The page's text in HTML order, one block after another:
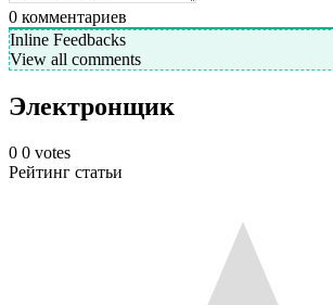
0 комментариев
Inline Feedbacks
View all comments
Электронщик
0 0 votes
Рейтинг статьи